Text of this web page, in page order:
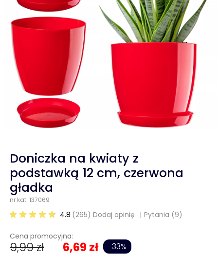
Doniczka na kwiaty z
podstawką 12 cm, czerwona
gładka
nr kat: 137069
4.8 (265) Dodaj opinię Pytania (9)
Cena promocyjna:
9,99 zł 6,69 zł -33%